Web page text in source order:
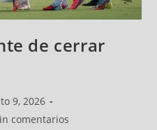
de cerrar
9, 2026
comentarios